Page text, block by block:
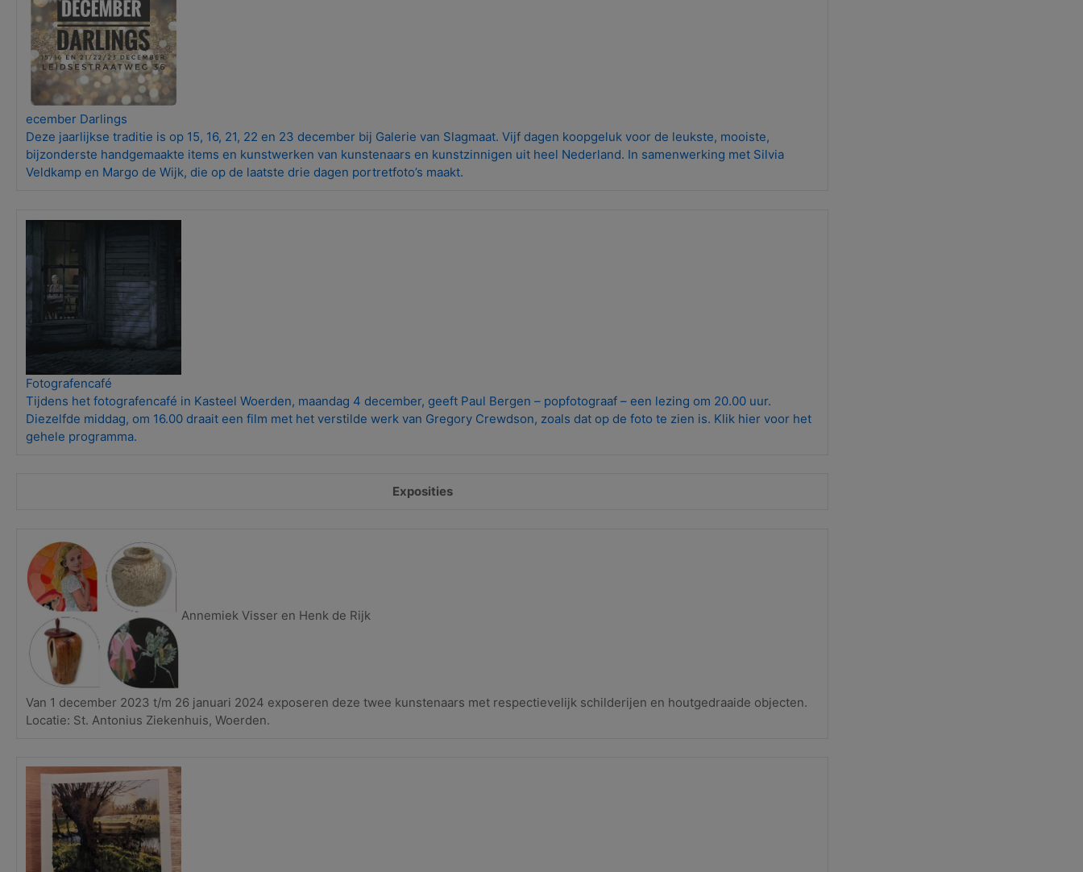
ecember Darlings
Deze jaarlijkse traditie is op 15, 16, 21, 22 en 23 december bij Galerie van Slagmaat. Vijf dagen koopgeluk voor de leukste, mooiste,
bijzonderste handgemaakte items en kunstwerken van kunstenaars en kunstzinnigen uit heel Nederland. In samenwerking met Silvia
Veldkamp en Margo de Wijk, die op de laatste drie dagen portretfoto’s maakt.
Fotografencafé
Tijdens het fotografencafé in Kasteel Woerden, maandag 4 december, geeft Paul Bergen – popfotograaf – een lezing om 20.00 uur.
Diezelfde middag, om 16.00 draait een film met het verstilde werk van Gregory Crewdson, zoals dat op de foto te zien is. Klik hier voor het
gehele programma.
Exposities
Annemiek Visser en Henk de Rijk
Van 1 december 2023 t/m 26 januari 2024 exposeren deze twee kunstenaars met respectievelijk schilderijen en houtgedraaide objecten.
Locatie: St. Antonius Ziekenhuis, Woerden.